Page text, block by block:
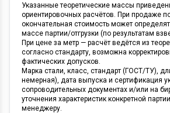
Указанные теоретические массы
ориентировочных расчётов. При продаже
окончательная стоимость может
массе партии/отгрузки (по результатам
При цене за метр — расчёт ведётся из
согласно стандарту, возможна
фактических допусков.
Марка стали, класс, стандарт (ГОСТ/ТУ),
немерная), дата выпуска и сертификация
сопроводительных документах и/или на
уточнения характеристик конкретной
менеджеру.